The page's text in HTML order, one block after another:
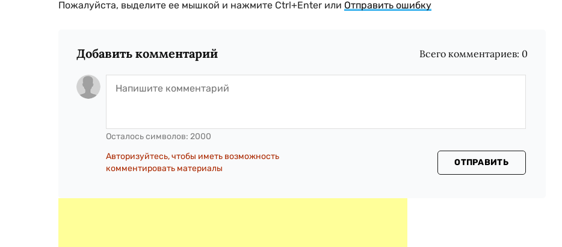
Пожалуйста, выделите ее мышкой и нажмите Ctrl+Enter или Отправить ошибку
Добавить комментарий Всего комментариев: 0
Осталось символов: 2000
Авторизуйтесь, чтобы иметь возможность
комментировать материалы
ОТПРАВИТЬ